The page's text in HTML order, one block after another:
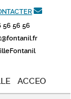
56 56 56
ACCEO